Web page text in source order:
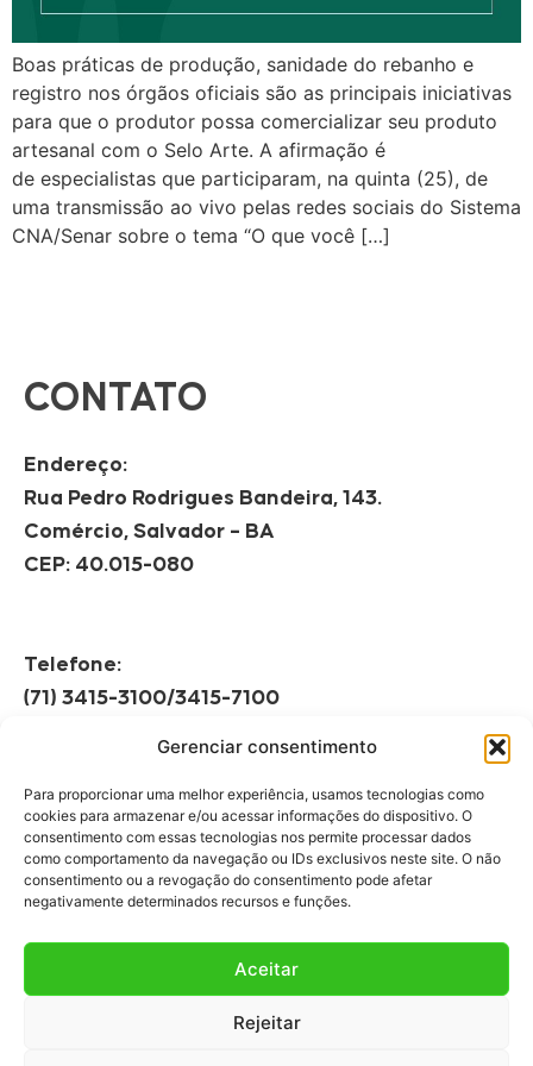
Gerenciar consentimento
Para proporcionar uma melhor experiência, usamos tecnologias como
cookies para armazenar e/ou acessar informações do dispositivo. O
consentimento com essas tecnologias nos permite processar dados
como comportamento da navegação ou IDs exclusivos neste site. O não
consentimento ou a revogação do consentimento pode afetar
negativamente determinados recursos e funções.
Aceitar
Rejeitar
Boas práticas de produção, sanidade do rebanho e
registro nos órgãos oficiais são as principais iniciativas
para que o produtor possa comercializar seu produto
artesanal com o Selo Arte. A afirmação é
de especialistas que participaram, na quinta (25), de
uma transmissão ao vivo pelas redes sociais do Sistema
CNA/Senar sobre o tema “O que você […]
CONTATO
Endereço:
Rua Pedro Rodrigues Bandeira, 143.
Comércio, Salvador – BA
CEP: 40.015-080
Telefone:
(71) 3415-3100/3415-7100
Horário de Funcionamento:
08h às 12h | 13h às 17h